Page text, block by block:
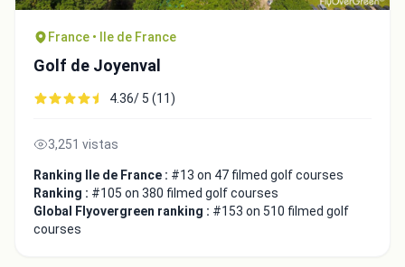
France • Ile de France
Golf de Joyenval
4.36/ 5 (11)
3,251 vistas
Ranking Ile de France : #13 on 47 filmed golf courses
Ranking : #105 on 380 filmed golf courses
Global Flyovergreen ranking : #153 on 510 filmed golf
courses